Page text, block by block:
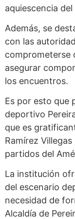
aquiescencia
Además, se
con las
comprometerse
asegurar
los encuentros.
Es por esto que
deportivo
que es
Ramírez
partidos del
La institución
del escenario
necesidad de
Alcaldía de